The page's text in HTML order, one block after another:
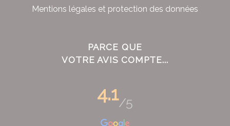
Mentions légales et protection des données
PARCE QUE
VOTRE AVIS COMPTE...
4.1/5